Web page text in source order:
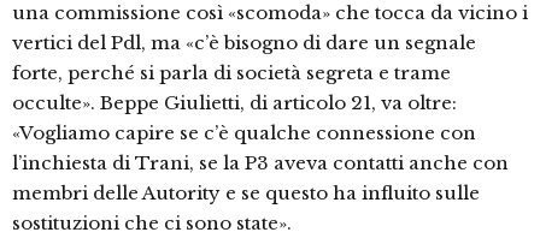
una commissione così «scomoda» che tocca da vicino i
vertici del Pdl, ma «c’è bisogno di dare un segnale
forte, perché si parla di società segreta e trame
occulte». Beppe Giulietti, di articolo 21, va oltre:
«Vogliamo capire se c’è qualche connessione con
l’inchiesta di Trani, se la P3 aveva contatti anche con
membri delle Autority e se questo ha influito sulle
sostituzioni che ci sono state».